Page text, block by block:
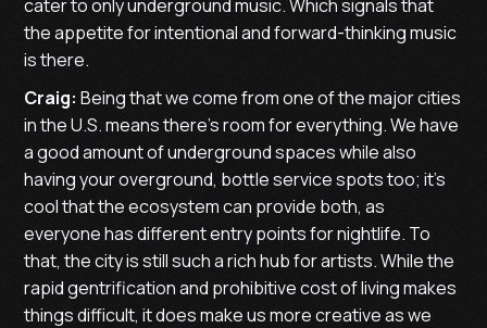
cater to only underground music. Which signals that
the appetite for intentional and forward-thinking music
is there.
Craig: Being that we come from one of the major cities
in the U.S. means there’s room for everything. We have
a good amount of underground spaces while also
having your overground, bottle service spots too; it’s
cool that the ecosystem can provide both, as
everyone has different entry points for nightlife. To
that, the city is still such a rich hub for artists. While the
rapid gentrification and prohibitive cost of living makes
things difficult, it does make us more creative as we